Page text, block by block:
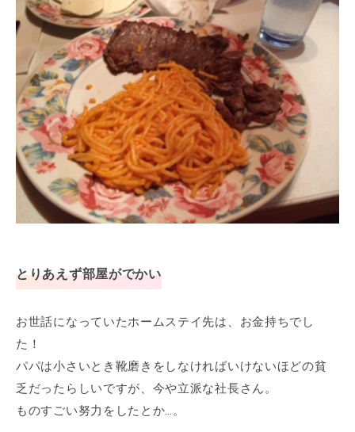
とりあえず部屋がでかい
お世話になっていたホームステイ先は、お金持ちでし
た！
パパは小さいとき靴磨きをしなければいけないほどの貧
乏だったらしいですが、今や立派な社長さん。
ものすごい努力をしたとか…。